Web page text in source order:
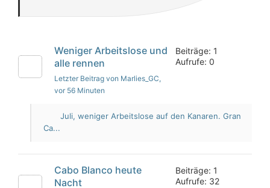
Weniger Arbeitslose und
alle rennen
Letzter Beitrag von Marlies_GC,
vor 56 Minuten
Beiträge: 1
Aufrufe: 0
Juli, weniger Arbeitslose auf den Kanaren. Gran
Ca...
Cabo Blanco heute
Nacht
Beiträge: 1
Aufrufe: 32